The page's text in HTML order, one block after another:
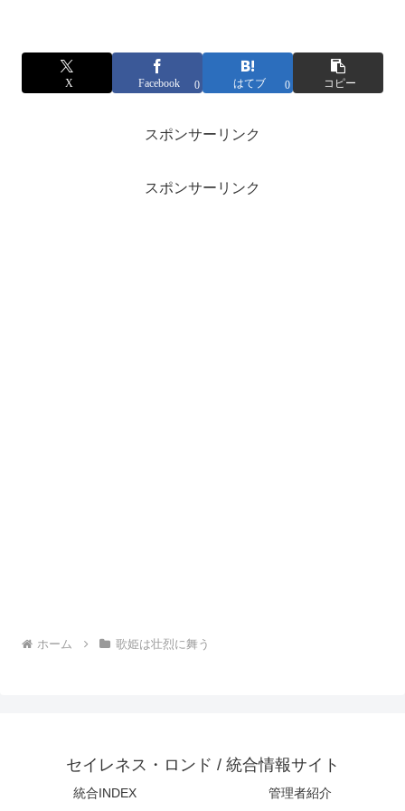
X Facebook 0 はてブ 0 コピー
スポンサーリンク
スポンサーリンク
ホーム 歌姫は壮烈に舞う
セイレネス・ロンド / 統合情報サイト
統合INDEX 管理者紹介